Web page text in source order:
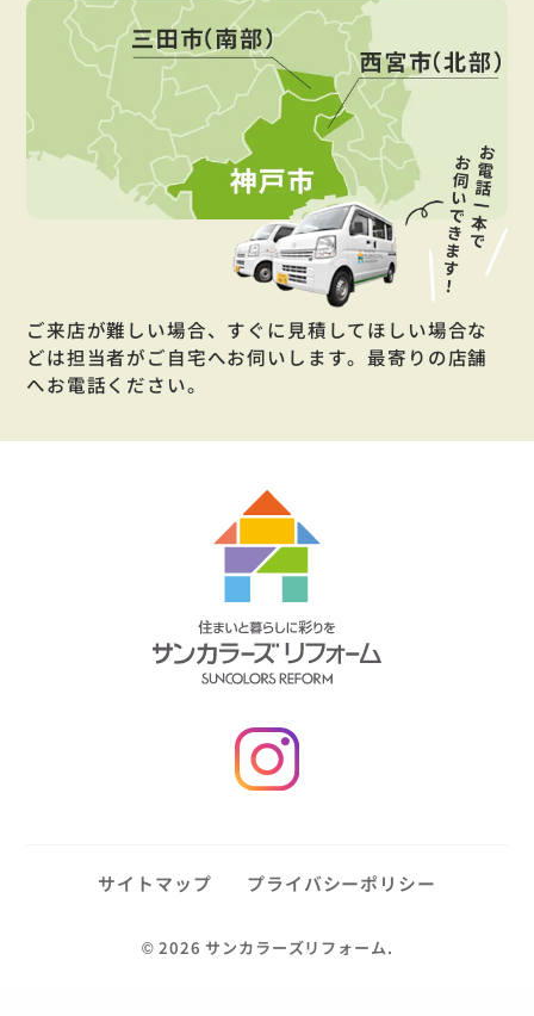
ご来店が難しい場合、すぐに見積してほしい場合な
どは担当者がご自宅へお伺いします。最寄りの店舗
へお電話ください。
サイトマップ プライバシーポリシー
©2026 サンカラーズリフォーム.